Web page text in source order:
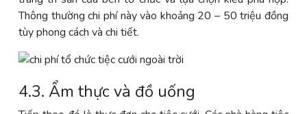
Thông thường chi phí này vào khoảng 20 – 50 triệu đồng
tùy phong cách và chi tiết.
4.3. Ẩm thực và đồ uống